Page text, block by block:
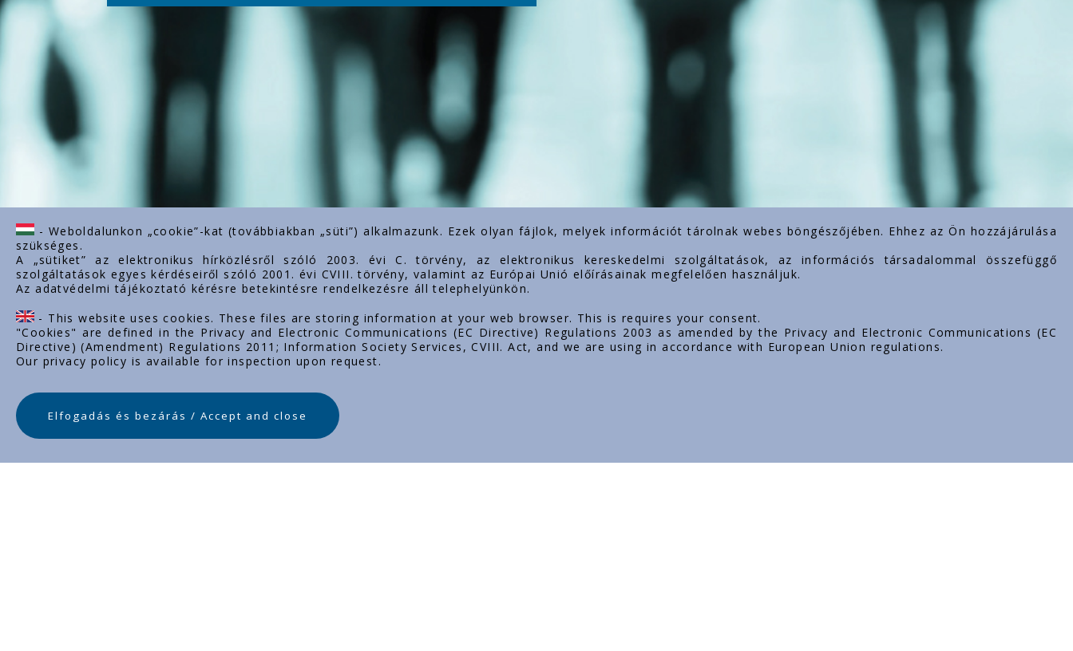
- Weboldalunkon „cookie”-kat (továbbiakban „süti”) alkalmazunk. Ezek olyan fájlok, melyek információt tárolnak webes böngészőjében. Ehhez az Ön hozzájárulása
szükséges.
A „sütiket” az elektronikus hírközlésről szóló 2003. évi C. törvény, az elektronikus kereskedelmi szolgáltatások, az információs társadalommal összefüggő
szolgáltatások egyes kérdéseiről szóló 2001. évi CVIII. törvény, valamint az Európai Unió előírásainak megfelelően használjuk.
Az adatvédelmi tájékoztató kérésre betekintésre rendelkezésre áll telephelyünkön.
- This website uses cookies. These files are storing information at your web browser. This is requires your consent.
"Cookies" are defined in the Privacy and Electronic Communications (EC Directive) Regulations 2003 as amended by the Privacy and Electronic Communications (EC
Directive) (Amendment) Regulations 2011; Information Society Services, CVIII. Act, and we are using in accordance with European Union regulations.
Our privacy policy is available for inspection upon request.
Elfogadás és bezárás / Accept and close